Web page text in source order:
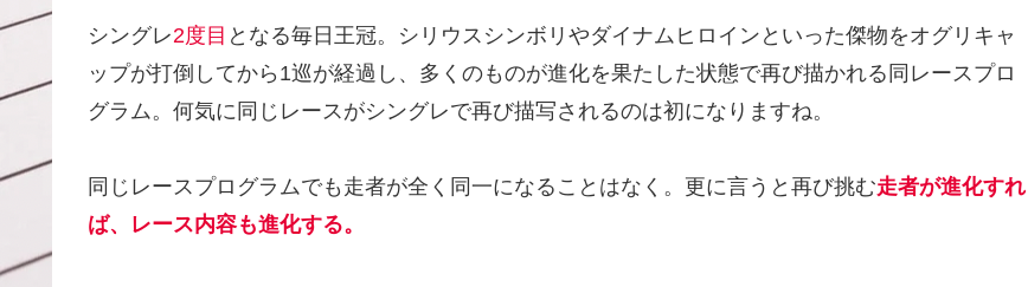
シングレ2度目 となる毎日王冠。シリウスシンボリやダイナムヒロインといった傑物をオグリキャ
ップが打倒してから1巡が経過し、多くのものが進化を果たした状態で再び描かれる同レースプロ
グラム。何気に同じレースがシングレで再び描写されるのは初になりますね。
同じレースプログラムでも走者が全く同一になることはなく。更に言うと再び挑む走者が進化すれ
ば、レース内容も進化する。